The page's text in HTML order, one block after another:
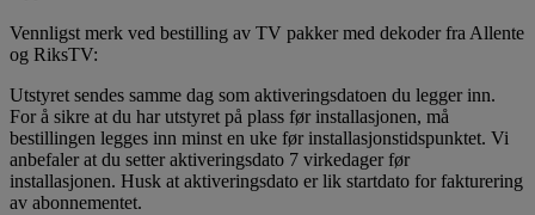
Vennligst merk ved bestilling av TV pakker med dekoder fra Allente
og RiksTV:
Utstyret sendes samme dag som aktiveringsdatoen du legger inn.
For å sikre at du har utstyret på plass før installasjonen, må
bestillingen legges inn minst en uke før installasjonstidspunktet. Vi
anbefaler at du setter aktiveringsdato 7 virkedager før
installasjonen. Husk at aktiveringsdato er lik startdato for fakturering
av abonnementet.